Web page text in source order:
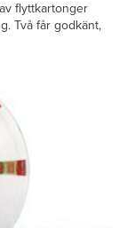
flyttkartonger
Två får godkänt,